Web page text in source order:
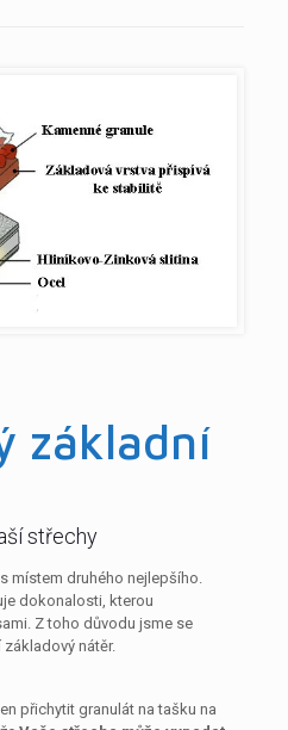
základní
střechy
místem druhého nejlepšího.
dokonalosti, kterou
Z toho důvodu jsme se
nátěr.
přichytit granulát na tašku na